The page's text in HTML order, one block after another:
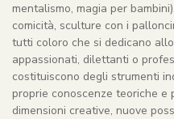
mentalismo, magia per
comicità, sculture con i
tutti coloro che si dedicano
appassionati, dilettanti o
costituiscono degli strumenti
proprie conoscenze teoriche e
dimensioni creative, nuove